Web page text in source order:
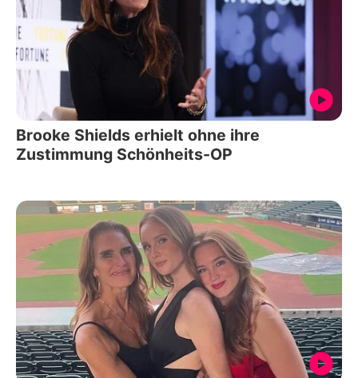
Brooke Shields erhielt ohne ihre
Zustimmung Schönheits-OP